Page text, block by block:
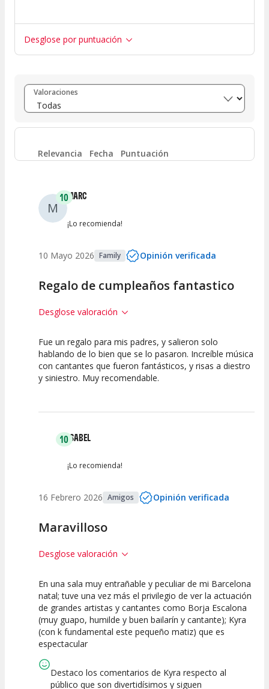
Desglose por puntuación
Entre 8 y 10 (284)
Entre 6 y 8 (42)
Entre 4 y 6 9
Entre 0 y 2
Valoraciones
Relevancia Fecha Puntuación
M
10MARC
¡Lo recomienda!
10 Mayo 2026 Family Opinión verificada
Regalo de cumpleaños fantastico
Desglose valoración
10
Calidad del
Espectáculo
10
Puesta en
Escena
10
Interpretación
artística
Fue un regalo para mis padres, y salieron solo
hablando de lo bien que se lo pasaron. Increíble música
con cantantes que fueron fantásticos, y risas a diestro
y siniestro. Muy recomendable.
10ISABEL
¡Lo recomienda!
16 Febrero 2026 Amigos Opinión verificada
Maravilloso
Desglose valoración
10
Calidad del
Espectáculo
10
Puesta en
Escena
10
Interpretación
artística
En una sala muy entrañable y peculiar de mi Barcelona
natal; tuve una vez más el privilegio de ver la actuación
de grandes artistas y cantantes como Borja Escalona
(muy guapo, humilde y buen bailarín y cantante); Kyra
(con k fundamental este pequeño matiz) que es
espectacular
Destaco los comentarios de Kyra respecto al
público que son divertidísimos y siguen